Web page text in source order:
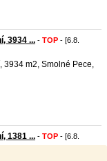
3934 ... - TOP - [6.8.
3934 m2, Smolné Pece,
1381 ... - TOP - [6.8.